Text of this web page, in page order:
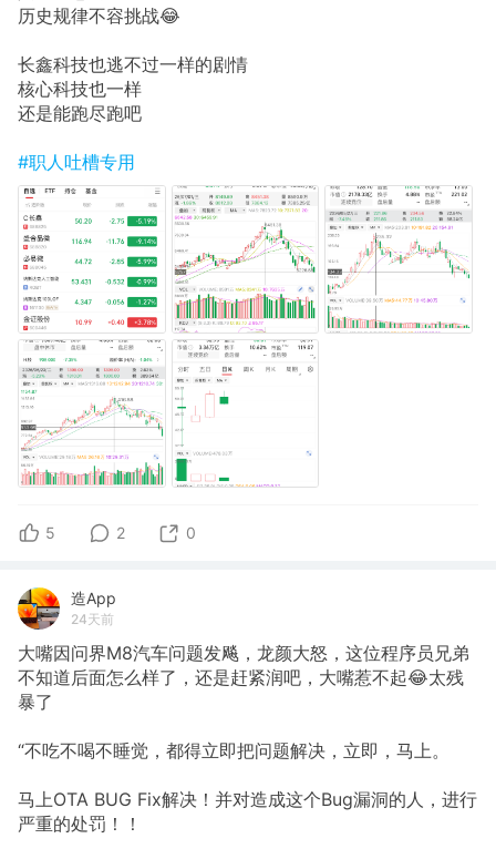
历史规律不容挑战😂
长鑫科技也逃不过一样的剧情
核心科技也一样
还是能跑尽跑吧
#职人吐槽专用
5 2 0
造App
24天前
大嘴因问界M8汽车问题发飚，龙颜大怒，这位程序员兄弟
不知道后面怎么样了，还是赶紧润吧，大嘴惹不起😂太残
暴了
“不吃不喝不睡觉，都得立即把问题解决，立即，马上。
马上OTA BUG Fix解决！并对造成这个Bug漏洞的人，进行
严重的处罚！！